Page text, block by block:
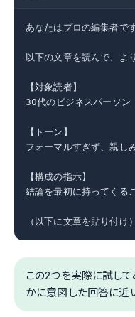
あなたはプロの編集者です
以下の文章を読んで、よ
【対象読者】
30代のビジネスパーソン
【トーン】
フォーマルすぎず、親し
【構成の指示】
結論を最初に持ってくる
（以下に文章を貼り付け）
この2つを実際に試し
かに意図した回答に近